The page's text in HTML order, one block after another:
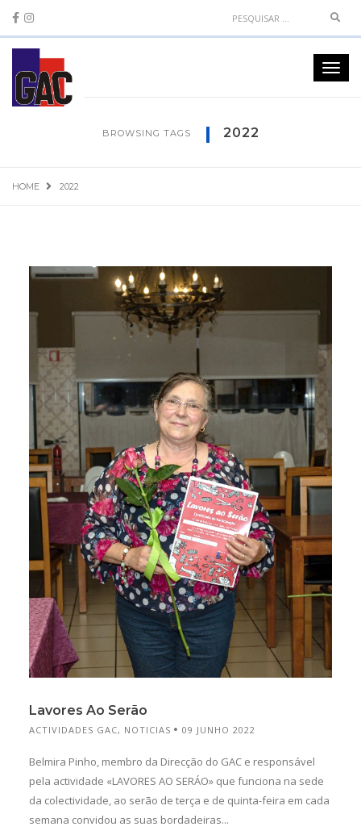
BROWSING TAGS 2022
HOME 2022
Lavores Ao Serão
ACTIVIDADES GAC, NOTICIAS 09 JUNHO 2022
Belmira Pinho, membro da Direcção do GAC e responsável
pela actividade «LAVORES AO SERÁO» que funciona na sede
da colectividade, ao serão de terça e de quinta-feira em cada
semana convidou as suas bordadeiras...